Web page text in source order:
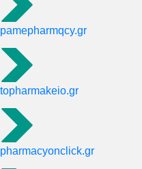
pamepharmqcy.gr
topharmakeio.gr
pharmacyonclick.gr